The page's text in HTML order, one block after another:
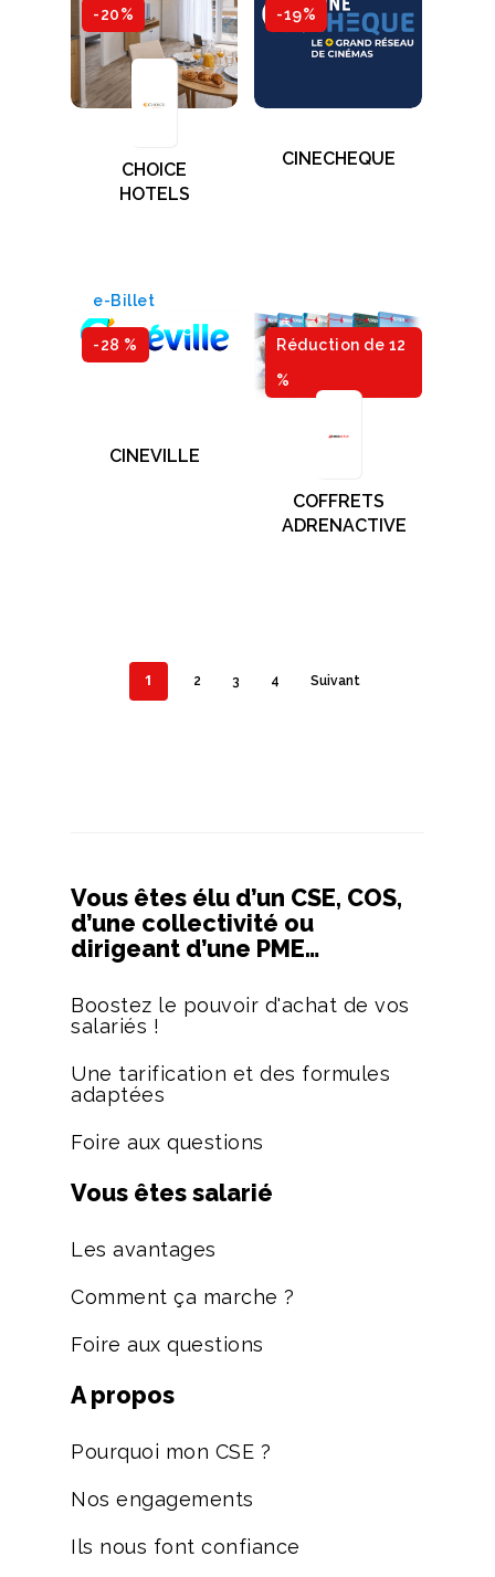
-20%
CHOICE
HOTELS
-19%
CINECHEQUE
-28 %
e-Billet
CINEVILLE
Réduction de 12
%
COFFRETS
ADRENACTIVE
1 2 3 4 Suivant
Vous êtes élu d’un CSE, COS,
d’une collectivité ou
dirigeant d’une PME…
Boostez le pouvoir d'achat de vos
salariés !
Une tarification et des formules
adaptées
Foire aux questions
Vous êtes salarié
Les avantages
Comment ça marche ?
Foire aux questions
A propos
Pourquoi mon CSE ?
Nos engagements
Ils nous font confiance